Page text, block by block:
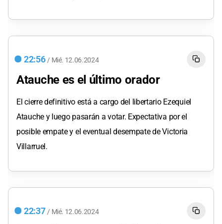
22:56 / Mié. 12.06.2024
Atauche es el último orador
El cierre definitivo está a cargo del libertario Ezequiel
Atauche y luego pasarán a votar. Expectativa por el
posible empate y el eventual desempate de Victoria
Villarruel.
22:37 / Mié. 12.06.2024